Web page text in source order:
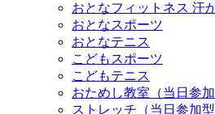
おとなフィットネス 汗
おとなスポーツ
おとなテニス
こどもスポーツ
こどもテニス
おためし教室（当日参加
ストレッチ（当日参加型